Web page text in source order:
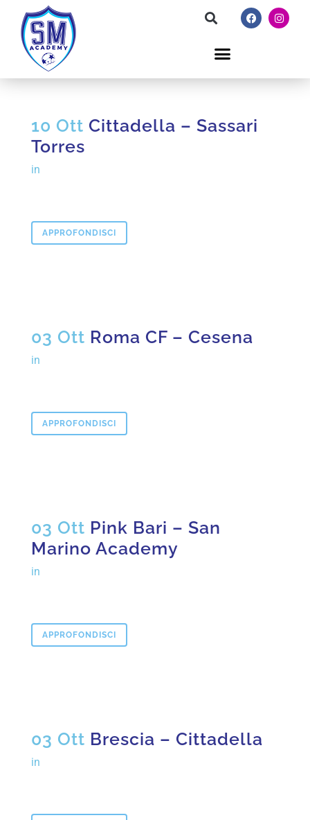
10 Ott Cittadella – Sassari
Torres
in
APPROFONDISCI
03 Ott Roma CF – Cesena
in
APPROFONDISCI
03 Ott Pink Bari – San
Marino Academy
in
APPROFONDISCI
03 Ott Brescia – Cittadella
in